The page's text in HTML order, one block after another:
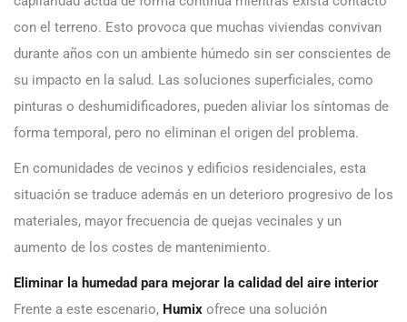
con el terreno. Esto provoca que muchas viviendas convivan
durante años con un ambiente húmedo sin ser conscientes de
su impacto en la salud. Las soluciones superficiales, como
pinturas o deshumidificadores, pueden aliviar los síntomas de
forma temporal, pero no eliminan el origen del problema.
En comunidades de vecinos y edificios residenciales, esta
situación se traduce además en un deterioro progresivo de los
materiales, mayor frecuencia de quejas vecinales y un
aumento de los costes de mantenimiento.
Eliminar la humedad para mejorar la calidad del aire interior
Frente a este escenario, Humix ofrece una solución